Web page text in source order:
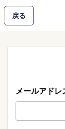
戻る
メールアドレ